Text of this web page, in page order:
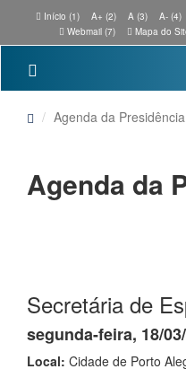
Início (1) A+ (2) A (3) A- (4)
Webmail (7)
Mapa do
Agenda da Presidência
Agenda da
Secretária de
segunda-feira, 18/
Local: Cidade de Porto